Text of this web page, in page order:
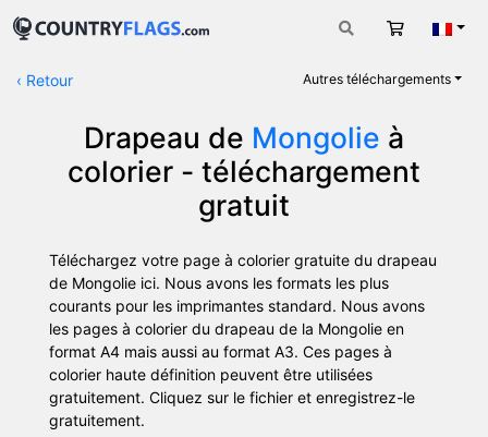
Panier
‹ Retour Autres téléchargements
Drapeau de Mongolie à
colorier - téléchargement
gratuit
Téléchargez votre page à colorier gratuite du drapeau
de Mongolie ici. Nous avons les formats les plus
courants pour les imprimantes standard. Nous avons
les pages à colorier du drapeau de la Mongolie en
format A4 mais aussi au format A3. Ces pages à
colorier haute définition peuvent être utilisées
gratuitement. Cliquez sur le fichier et enregistrez-le
gratuitement.